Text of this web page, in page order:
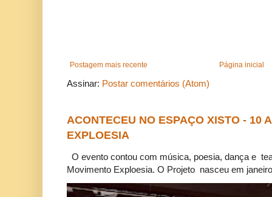
Postagem mais recente Página inicial
Assinar: Postar comentários (Atom)
ACONTECEU NO ESPAÇO XISTO - 10
EXPLOESIA
O evento contou com música, poesia, dança e
Movimento Exploesia. O Projeto nasceu em